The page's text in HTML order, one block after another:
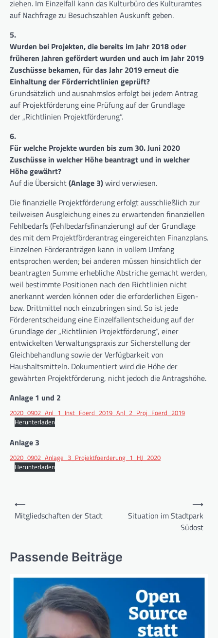
ziehen. Im Einzelfall kann das Kulturbüro des Kulturamtes
auf Nachfrage zu Besuchszahlen Auskunft geben.
5.
Wurden bei Projekten, die bereits im Jahr 2018 oder
früheren Jahren gefördert wurden und auch im Jahr 2019
Zuschüsse bekamen, für das Jahr 2019 erneut die
Einhaltung der Förderrichtlinien geprüft?
Grundsätzlich und ausnahmslos erfolgt bei jedem Antrag
auf Projektförderung eine Prüfung auf der Grundlage
der „Richtlinien Projektförderung“.
6.
Für welche Projekte wurden bis zum 30. Juni 2020
Zuschüsse in welcher Höhe beantragt und in welcher
Höhe gewährt?
Auf die Übersicht(Anlage 3)wird verwiesen.
Die finanzielle Projektförderung erfolgt ausschließlich zur
teilweisen Ausgleichung eines zu erwartenden finanziellen
Fehlbedarfs (Fehlbedarfsfinanzierung) auf der Grundlage
des mit dem Projektförderantrag eingereichten Finanzplans.
Einzelnen Förderanträgen kann in vollem Umfang
entsprochen werden; bei anderen müssen hinsichtlich der
beantragten Summe erhebliche Abstriche gemacht werden,
weil bestimmte Positionen nach den Richtlinien nicht
anerkannt werden können oder die erforderlichen Eigen-
bzw. Drittmittel noch einzubringen sind. So ist jede
Förderentscheidung eine Einzelfallentscheidung auf der
Grundlage der „Richtlinien Projektförderung“, einer
entwickelten Verwaltungspraxis zur Sicherstellung der
Gleichbehandlung sowie der Verfügbarkeit von
Haushaltsmitteln. Dokumentiert wird die Höhe der
gewährten Projektförderung, nicht jedoch die Antragshöhe.
Anlage 1 und 2
2020_0902_Anl_1_Inst_Foerd_2019_Anl_2_Proj_Foerd_2019
Herunterladen
Anlage 3
2020_0902_Anlage_3_Projektfoerderung_1_HJ_2020
Herunterladen
Beitragsnavigation
⟵
Mitgliedschaften der Stadt
Situation im Stadtpark
Südost
⟶
Passende Beiträge